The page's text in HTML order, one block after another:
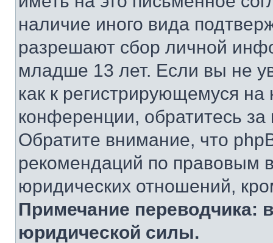
наличие иного вида
разрешают сбор личной
младше 13 лет. Если вы не
как к регистрирующемуся
конференции, обратитесь
Обратите внимание, что
рекомендаций по правовым
юридических отношений,
Примечание переводчика:
юридической силы.